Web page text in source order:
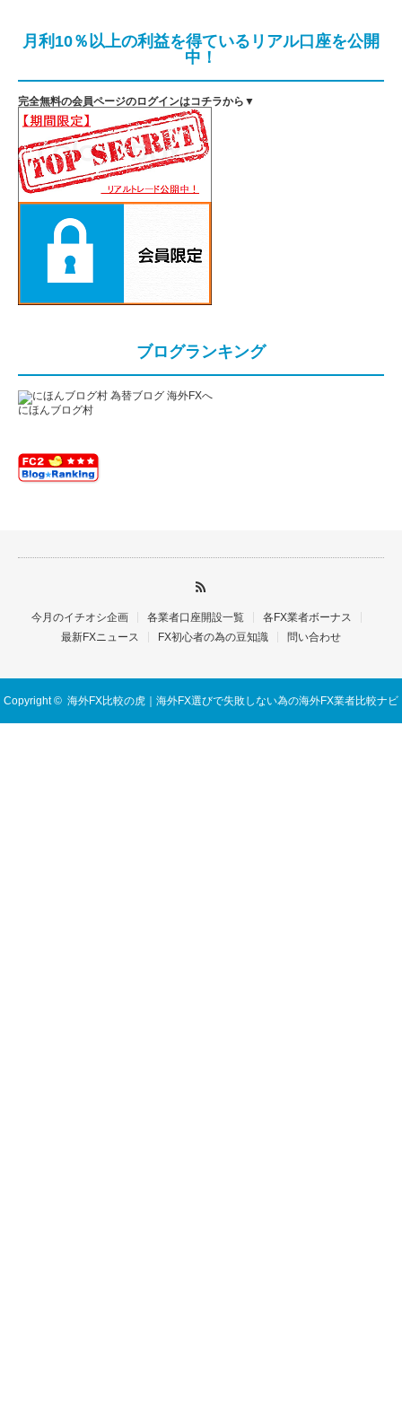
月利10％以上の利益を得ているリアル口座を公開
中！
完全無料の会員ページのログインはコチラから▼
ブログランキング
にほんブログ村
今月のイチオシ企画 各業者口座開設一覧
各FX業者ボーナス
最新FXニュース
FX初心者の為の豆知識 問い合わせ
Copyright © 海外FX比較の虎｜海外FX選びで失敗しない為の海外FX業者比較ナビ